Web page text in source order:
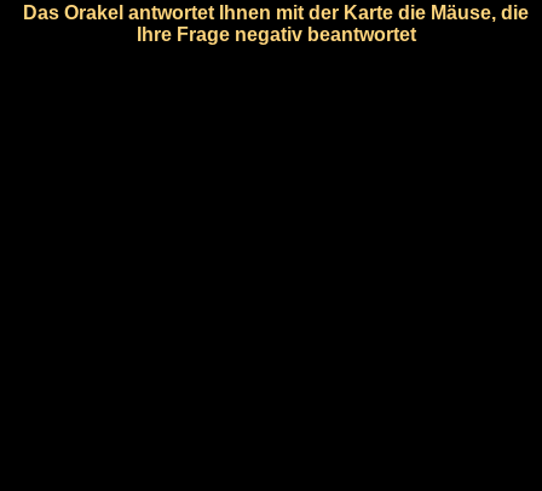
Das Orakel antwortet Ihnen mit der Karte die Mäuse, die
Ihre Frage negativ beantwortet